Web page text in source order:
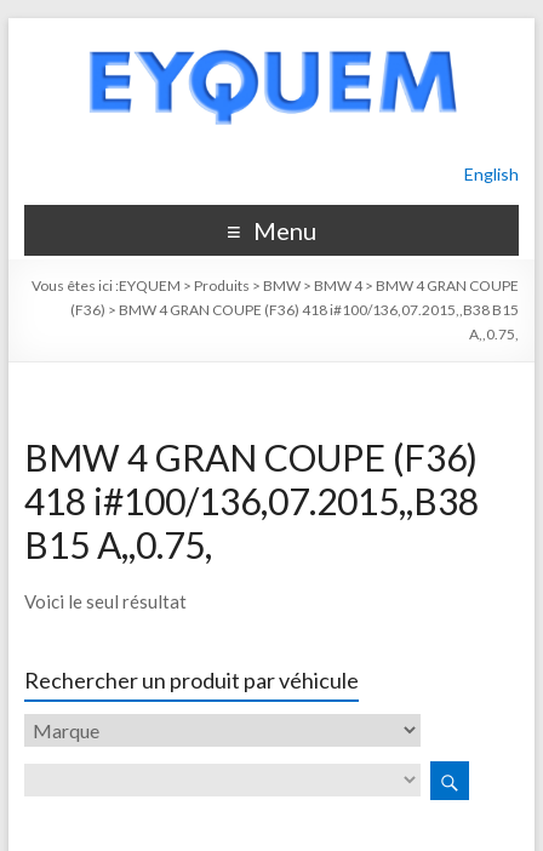
English
Menu
Vous êtes ici :EYQUEM > Produits > BMW > BMW 4> BMW 4 GRAN COUPE
(F36) > BMW 4 GRAN COUPE (F36) 418 i#100/136,07.2015,,B38 B15
A,,0.75,
BMW 4 GRAN COUPE (F36)
418 i#100/136,07.2015,,B38
B15 A,,0.75,
Voici le seul résultat
Rechercher un produit par véhicule